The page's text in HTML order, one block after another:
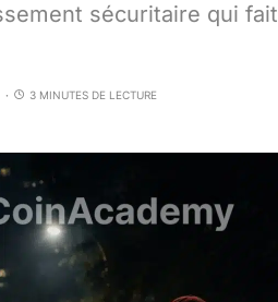
sécuritaire qui fait
3 MINUTES DE LECTURE